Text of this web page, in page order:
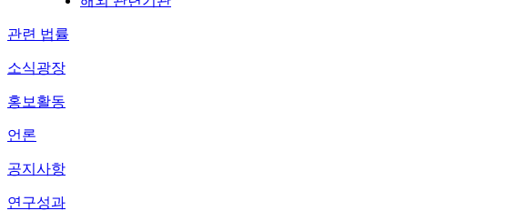
관련 법률
소식광장
홍보활동
언론
공지사항
연구성과